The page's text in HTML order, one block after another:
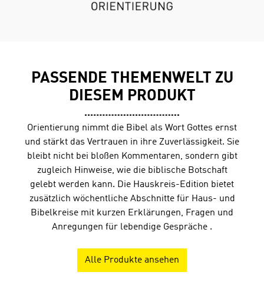
aus dem Losungsbuch) Plus Bibelleseplan 365 zum
PASSENDE THEMENWELT ZU
DIESEM PRODUKT
Orientierung nimmt die Bibel als Wort Gottes ernst
und stärkt das Vertrauen in ihre Zuverlässigkeit. Sie
bleibt nicht bei bloßen Kommentaren, sondern gibt
zugleich Hinweise, wie die biblische Botschaft
gelebt werden kann. Die Hauskreis-Edition bietet
zusätzlich wöchentliche Abschnitte für Haus- und
Bibelkreise mit kurzen Erklärungen, Fragen und
Anregungen für lebendige Gespräche .
Alle Produkte ansehen